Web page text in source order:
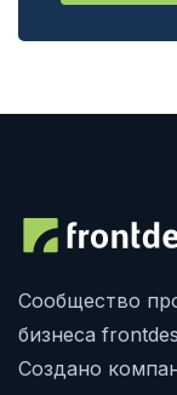
Сообщество
бизнеса
Создано